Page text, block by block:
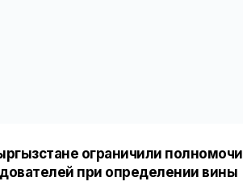
ограничили
при определении вины